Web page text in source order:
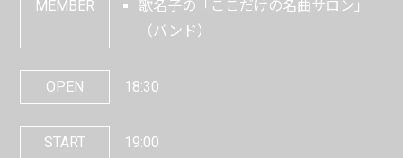
MEMBER
歌名子の「ここだけの名曲サロン」
（バンド）
OPEN 18:30
START 19:00